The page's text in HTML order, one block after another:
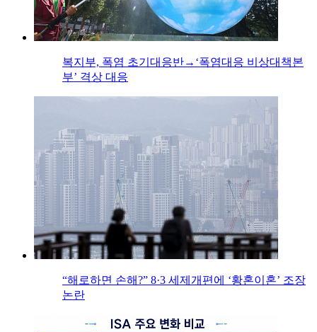
복지부, 폭염 초기대응반→‘폭염대응 비상대책본
부’ 격상 대응
“해로하면 손해?” 8·3 세제개편에 ‘황혼이혼’ 조장
논란